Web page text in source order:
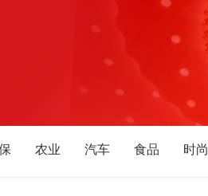
农业 汽车 食品 时尚